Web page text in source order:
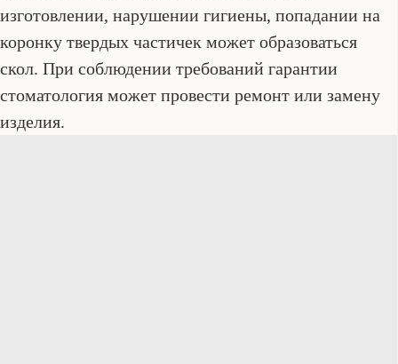
изготовлении, нарушении гигиены, попадании на
коронку твердых частичек может образоваться
скол. При соблюдении требований гарантии
стоматология может провести ремонт или замену
изделия.